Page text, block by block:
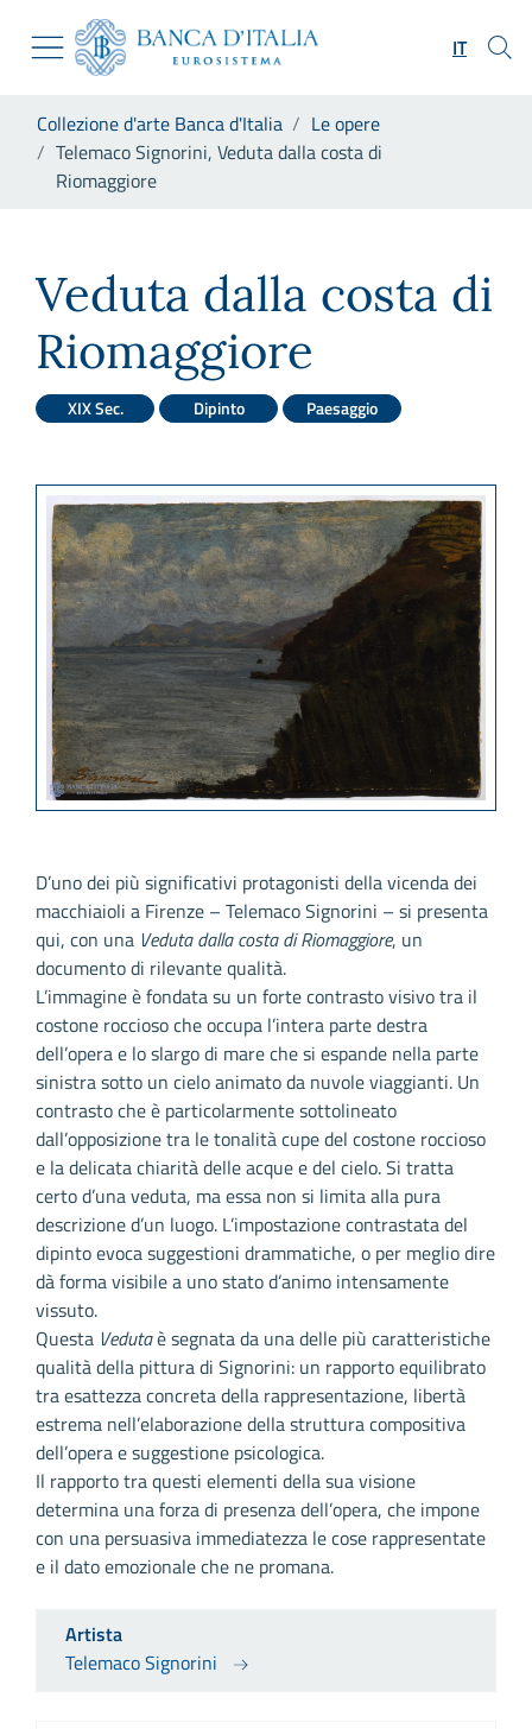
Skip to Main Content
Vai al sito istituzionale
Vai al menu di navigazione
Vai alla ricerca
Vai al footer
IT
Collezione d'arte Banca d'Italia
Le opere
Telemaco Signorini, Veduta dalla costa di
Riomaggiore
Veduta dalla costa di
Riomaggiore
XIX Sec. Dipinto Paesaggio
D’uno dei più significativi protagonisti della vicenda dei
macchiaioli a Firenze – Telemaco Signorini – si presenta
qui, con una Veduta dalla costa di Riomaggiore, un
documento di rilevante qualità.
L’immagine è fondata su un forte contrasto visivo tra il
costone roccioso che occupa l’intera parte destra
dell’opera e lo slargo di mare che si espande nella parte
sinistra sotto un cielo animato da nuvole viaggianti. Un
contrasto che è particolarmente sottolineato
dall’opposizione tra le tonalità cupe del costone roccioso
e la delicata chiarità delle acque e del cielo. Si tratta
certo d’una veduta, ma essa non si limita alla pura
descrizione d’un luogo. L’impostazione contrastata del
dipinto evoca suggestioni drammatiche, o per meglio dire
dà forma visibile a uno stato d’animo intensamente
vissuto.
Questa Vedutaè segnata da una delle più caratteristiche
qualità della pittura di Signorini: un rapporto equilibrato
tra esattezza concreta della rappresentazione, libertà
estrema nell’elaborazione della struttura compositiva
dell’opera e suggestione psicologica.
Il rapporto tra questi elementi della sua visione
determina una forza di presenza dell’opera, che impone
con una persuasiva immediatezza le cose rappresentate
e il dato emozionale che ne promana.
Artista
Telemaco Signorini